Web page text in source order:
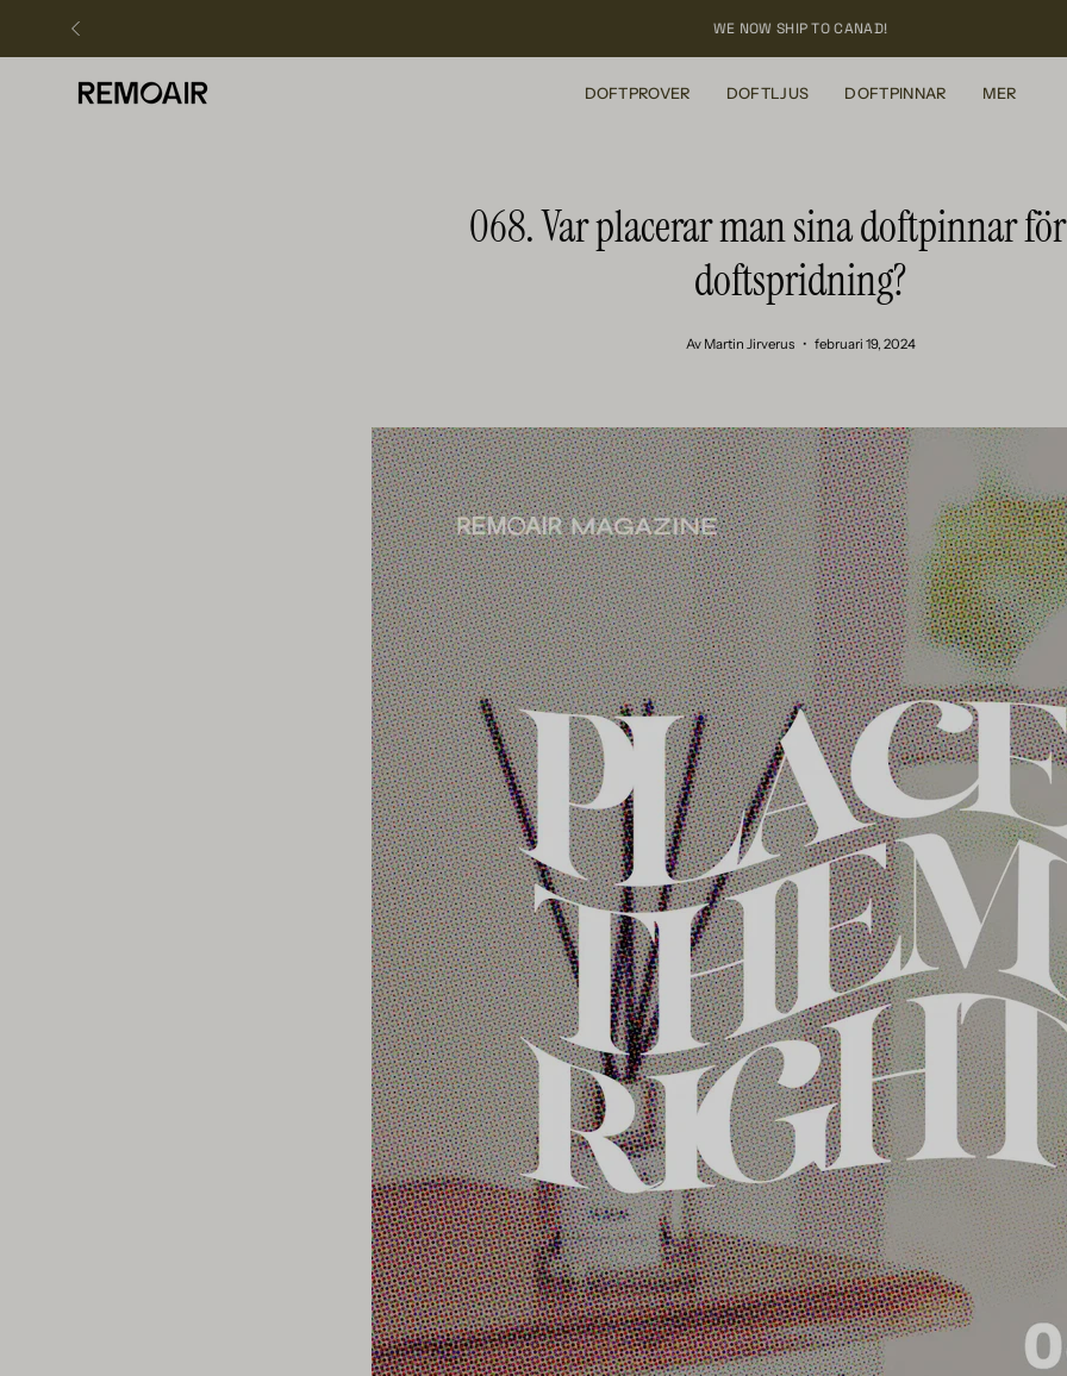
WE NOW SHIP TO CANAD!
DOFTPROVER DOFTLJUS DOFTPINNAR MER
068. Var placerar man sina doftpinnar
doftspridning?
Av Martin Jirverus februari 19, 2024